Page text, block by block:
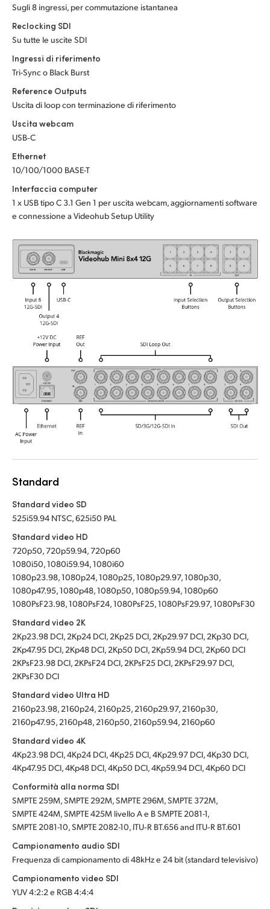
Spain
Sweden
Chinese Taipei
Turkey
United Kingdom
United States
Sugli 8 ingressi, per commutazione istantanea
Reclocking SDI
Su tutte le uscite SDI
Ingressi di riferimento
Tri-Sync o Black Burst
Reference Outputs
Uscita di loop con terminazione di riferimento
Uscita webcam
USB‑C
Ethernet
10/100/1000 BASE-T
Interfaccia computer
1 x USB tipo C 3.1 Gen 1 per uscita webcam, aggiornamenti software
e connessione a Videohub Setup Utility
Standard
Standard video SD
525i59.94 NTSC, 625i50 PAL
Standard video HD
720p50, 720p59.94, 720p60
1080i50, 1080i59.94, 1080i60
1080p23.98, 1080p24, 1080p25, 1080p29.97, 1080p30,
1080p47.95, 1080p48, 1080p50, 1080p59.94, 1080p60
1080PsF23.98, 1080PsF24, 1080PsF25, 1080PsF29.97, 1080PsF30
Standard video 2K
2Kp23.98 DCI, 2Kp24 DCI, 2Kp25 DCI, 2Kp29.97 DCI, 2Kp30 DCI,
2Kp47.95 DCI, 2Kp48 DCI, 2Kp50 DCI, 2Kp59.94 DCI, 2Kp60 DCI
2KPsF23.98 DCI, 2KPsF24 DCI, 2KPsF25 DCI, 2KPsF29.97 DCI,
2KPsF30 DCI
Standard video Ultra HD
2160p23.98, 2160p24, 2160p25, 2160p29.97, 2160p30,
2160p47.95, 2160p48, 2160p50, 2160p59.94, 2160p60
Standard video 4K
4Kp23.98 DCI, 4Kp24 DCI, 4Kp25 DCI, 4Kp29.97 DCI, 4Kp30 DCI,
4Kp47.95 DCI, 4Kp48 DCI, 4Kp50 DCI, 4Kp59.94 DCI, 4Kp60 DCI
Conformità alla norma SDI
SMPTE 259M, SMPTE 292M, SMPTE 296M, SMPTE 372M,
SMPTE 424M, SMPTE 425M livello A e B SMPTE 2081-1,
SMPTE 2081-10, SMPTE 2082-10, ITU‑R BT.656 and ITU‑R BT.601
Campionamento audio SDI
Frequenza di campionamento di 48kHz e 24 bit (standard televisivo)
Campionamento video SDI
YUV 4:2:2 e RGB 4:4:4